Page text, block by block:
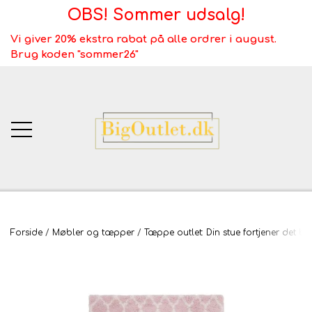
OBS! Sommer udsalg!
Vi giver 20% ekstra rabat på alle ordrer i august.
Brug koden "sommer26"
BigOutlet.dk
Webshop ALT
Forside Møbler og tæpper Tæppe outlet: Din stue fortjener det